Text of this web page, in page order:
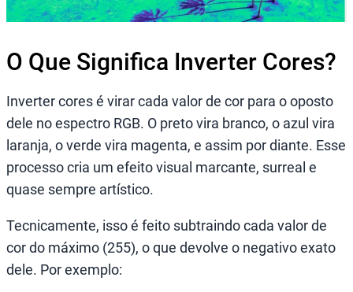
O Que Significa Inverter Cores?
Inverter cores é virar cada valor de cor para o oposto
dele no espectro RGB. O preto vira branco, o azul vira
laranja, o verde vira magenta, e assim por diante. Esse
processo cria um efeito visual marcante, surreal e
quase sempre artístico.
Tecnicamente, isso é feito subtraindo cada valor de
cor do máximo (255), o que devolve o negativo exato
dele. Por exemplo: